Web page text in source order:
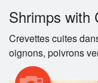
Inscription
Panier (0)
Shrimps with
Crevettes cuites
oignons, poivrons